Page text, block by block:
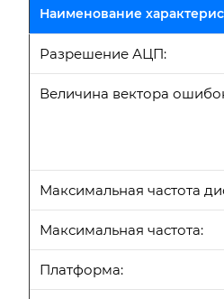
Наименование
Разрешение АЦП:
Величина вектора
Максимальная частота
Максимальная частота:
Платформа: